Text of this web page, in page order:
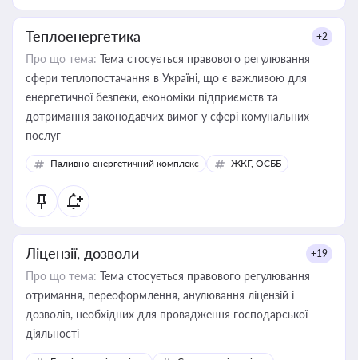
Теплоенергетика +2
Про що тема: Тема стосується правового регулювання
сфери теплопостачання в Україні, що є важливою для
енергетичної безпеки, економіки підприємств та
дотримання законодавчих вимог у сфері комунальних
послуг
Паливно-енергетичний комплекс ЖКГ, ОСББ
Ліцензії, дозволи +19
Про що тема: Тема стосується правового регулювання
отримання, переоформлення, анулювання ліцензій і
дозволів, необхідних для провадження господарської
діяльності